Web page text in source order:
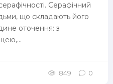
Серафічний
що складають його
оточення: з
849 0